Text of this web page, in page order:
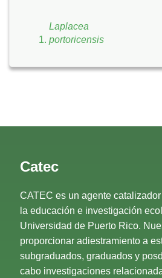
Laplacea
portoricensis
Catec
CATEC es un agente
la educación e investigación
Universidad de Puerto Rico.
proporcionar adiestramiento a
subgraduados, graduados y
cabo investigaciones